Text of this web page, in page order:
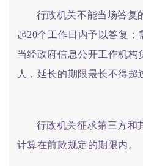
行政机关不能当场答复
起20个工作日内予以答复
当经政府信息公开工作机构
人，延长的期限最长不得超
行政机关征求第三方和
计算在前款规定的期限内。